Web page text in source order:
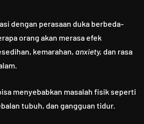
dengan perasaan duka berbeda-
orang akan merasa efek
kemarahan, anxiety, dan rasa
menyebabkan masalah fisik seperti
tubuh, dan gangguan tidur.